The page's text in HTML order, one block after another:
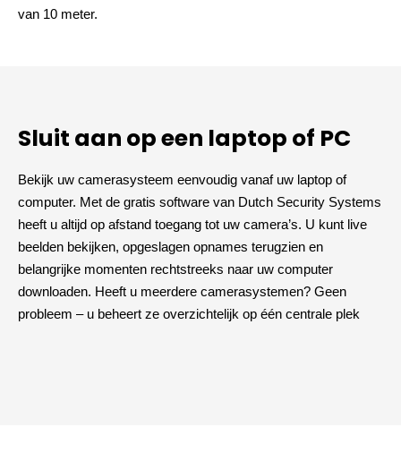
van 10 meter.
Sluit aan op een laptop of PC
Bekijk uw camerasysteem eenvoudig vanaf uw laptop of
computer. Met de gratis software van Dutch Security Systems
heeft u altijd op afstand toegang tot uw camera’s. U kunt live
beelden bekijken, opgeslagen opnames terugzien en
belangrijke momenten rechtstreeks naar uw computer
downloaden. Heeft u meerdere camerasystemen? Geen
probleem – u beheert ze overzichtelijk op één centrale plek